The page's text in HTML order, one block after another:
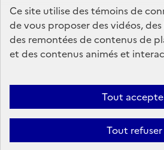
Ce site utilise des témoins de
de vous proposer des vidéos,
des remontées de contenus de
et des contenus animés et
Tout
Tout refuser
data.gouv.fr legifrance.gouv.fr
service-public.gouv.fr
Mentions légales Accessibilité :
d’utilisation des témoins de connexion
Plan du site